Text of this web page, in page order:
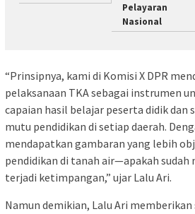
Pelayaran
Nasional
“Prinsipnya, kami di Komisi X DPR
pelaksanaan TKA sebagai instrumen
capaian hasil belajar peserta didik dan
mutu pendidikan di setiap daerah.
mendapatkan gambaran yang lebih
pendidikan di tanah air—apakah sudah
terjadi ketimpangan,” ujar Lalu Ari.
Namun demikian, Lalu Ari